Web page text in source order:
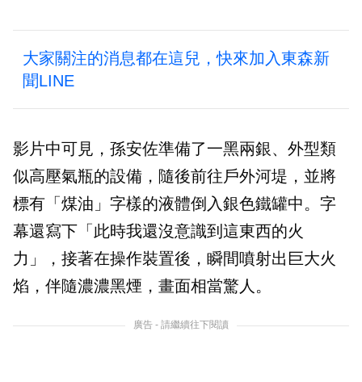
大家關注的消息都在這兒，快來加入東森新
聞LINE
影片中可見，孫安佐準備了一黑兩銀、外型類
似高壓氣瓶的設備，隨後前往戶外河堤，並將
標有「煤油」字樣的液體倒入銀色鐵罐中。字
幕還寫下「此時我還沒意識到這東西的火
力」，接著在操作裝置後，瞬間噴射出巨大火
焰，伴隨濃濃黑煙，畫面相當驚人。
廣告 - 請繼續往下閱讀